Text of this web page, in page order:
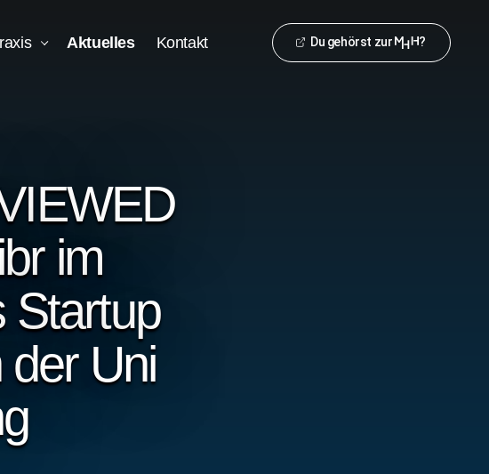
Aktuelles Kontakt Du gehörst zur ?
im
Startup
Uni